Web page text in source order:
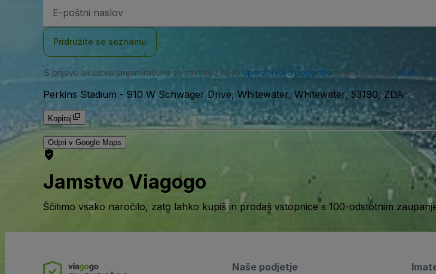
naslov
Pridružite se seznamu
S prijavo ali ustvarjanjem računa se strinjaš z našo uporabniško pogodbo in potrjuješ naš pravilnik
Perkins Stadium - 910 W Schwager Drive, Whitewater, Whitewater, 53190, ZDA
Kopiraj
Odpri v Google Maps
Jamstvo Viagogo
Ščitimo vsako naročilo, zato lahko kupiš in prodaš vstopnice s 100-odstotnim
Naše podjetje